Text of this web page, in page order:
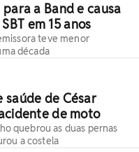
a Band e causa
em 15 anos
teve menor
década
saúde de César
de moto
quebrou as duas pernas
a costela